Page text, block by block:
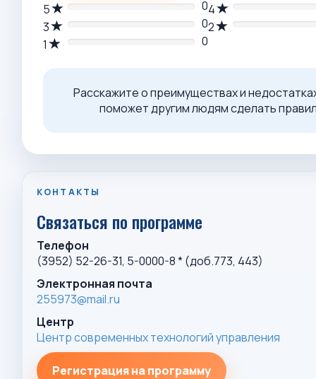
5 04
3
02
1
0
Расскажите о преимуществах и
поможет другим людям сделать
КОНТАКТЫ
Связаться по программе
Телефон
(3952) 52-26-31, 5-0000-8 * (доб.773, 443)
Электронная почта
255973@mail.ru
Центр
Центр современных технологий управления
Регистрация на программу